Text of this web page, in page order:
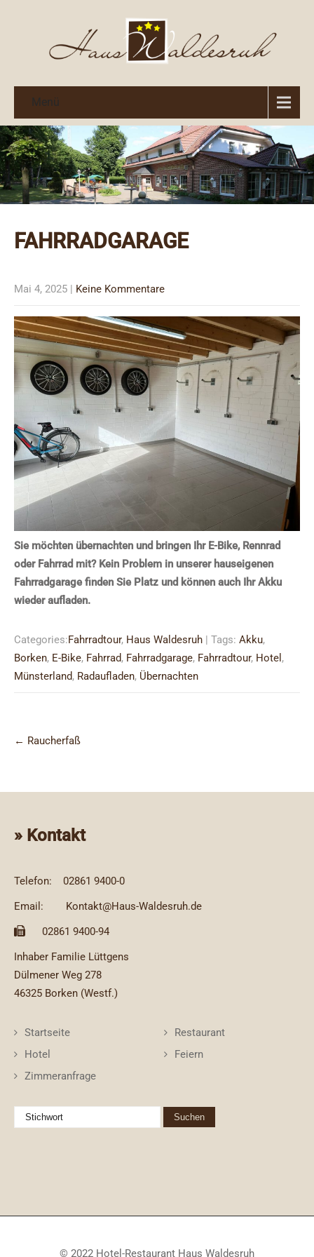
Menü
FAHRRADGARAGE
Mai 4, 2025 | Keine Kommentare
Sie möchten übernachten und bringen Ihr E-Bike, Rennrad
oder Fahrrad mit? Kein Problem in unserer hauseigenen
Fahrradgarage finden Sie Platz und können auch Ihr Akku
wieder aufladen.
Categories:Fahrradtour, Haus Waldesruh | Tags: Akku,
Borken, E-Bike, Fahrrad, Fahrradgarage, Fahrradtour, Hotel ,
Münsterland, Radaufladen, Übernachten
navigation
← Raucherfaß
» Kontakt
Telefon:
02861 9400-0
Email:
Kontakt@Haus-Waldesruh.de
02861 9400-94
Inhaber Familie Lüttgens
Dülmener Weg 278
46325 Borken (Westf.)
Startseite
Hotel
Zimmeranfrage
Restaurant
Feiern
© 2022 Hotel-Restaurant Haus Waldesruh